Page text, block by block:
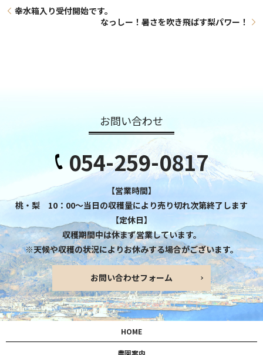
幸水箱入り受付開始です。
なっしー！暑さを吹き飛ばす梨パワー！
お問い合わせ
054-259-0817
【営業時間】
桃・梨 10：00～当日の収穫量により売り切れ次第終了します
【定休日】
収穫期間中は休まず営業しています。
※天候や収穫の状況によりお休みする場合がございます。
お問い合わせフォーム
HOME
農園案内